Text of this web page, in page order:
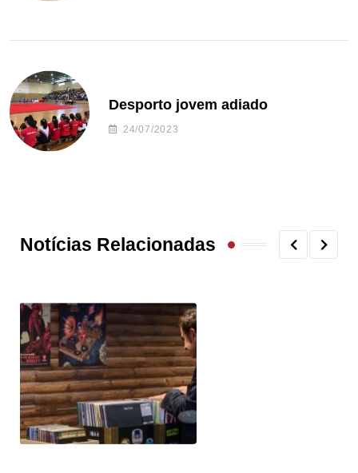
Desporto jovem adiado
24/07/2023
Notícias Relacionadas